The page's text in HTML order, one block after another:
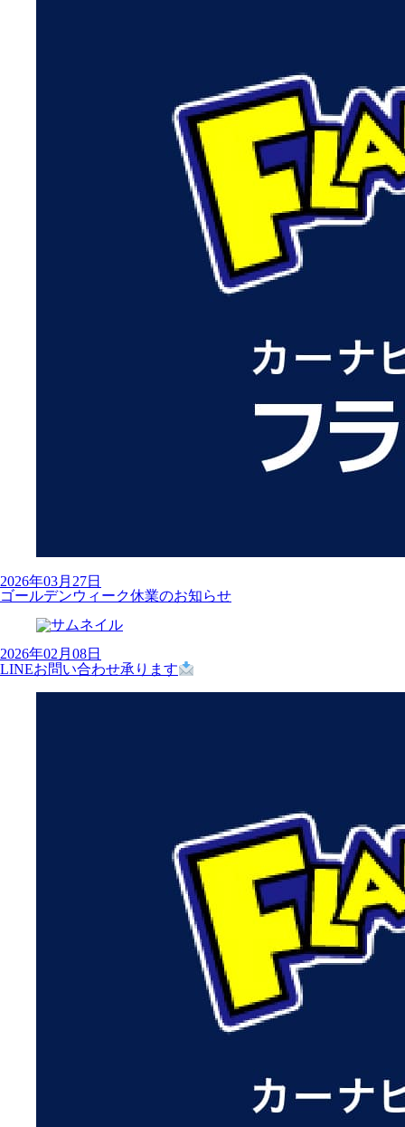
2026年03月27日
ゴールデンウィーク休業のお知らせ
2026年02月08日
LINEお問い合わせ承ります